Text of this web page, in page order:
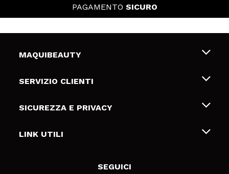
PAGAMENTO SICURO
MAQUIBEAUTY
Chi siamo
Gift Cards
SERVIZIO CLIENTI
Spedizioni & Resi
Metodi di pagamamento
SICUREZZA E PRIVACY
Termini e condizioni
LINK UTILI
SEGUICI